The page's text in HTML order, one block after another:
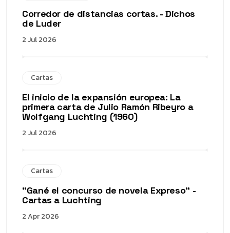
Corredor de distancias cortas. - Dichos
de Luder
2 Jul 2026
Cartas
El inicio de la expansión europea: La
primera carta de Julio Ramón Ribeyro a
Wolfgang Luchting (1960)
2 Jul 2026
Cartas
"Gané el concurso de novela Expreso" -
Cartas a Luchting
2 Apr 2026